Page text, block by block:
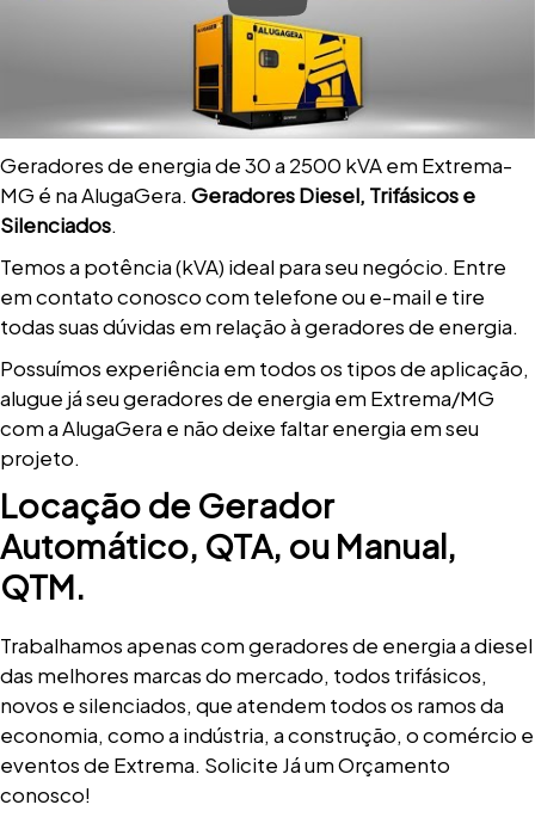
Geradores de energia de 30 a 2500 kVA em Extrema-
MG é na AlugaGera. Geradores Diesel, Trifásicos e
Silenciados.
Temos a potência (kVA) ideal para seu negócio. Entre
em contato conosco com telefone ou e-mail e tire
todas suas dúvidas em relação à geradores de energia.
Possuímos experiência em todos os tipos de aplicação,
alugue já seu geradores de energia em Extrema/MG
com a AlugaGera e não deixe faltar energia em seu
projeto.
Locação de Gerador
Automático, QTA, ou Manual,
QTM.
Trabalhamos apenas com geradores de energia a diesel
das melhores marcas do mercado, todos trifásicos,
novos e silenciados, que atendem todos os ramos da
economia, como a indústria, a construção, o comércio e
eventos de Extrema. Solicite Já um Orçamento
conosco!